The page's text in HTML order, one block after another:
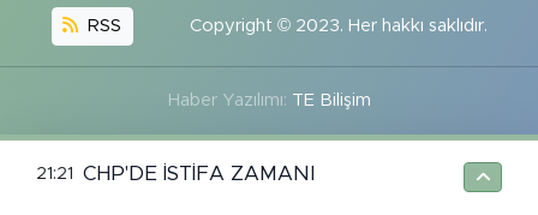
RSS Copyright © 2023. Her hakkı saklıdır.
Haber Yazılımı: TE Bilişim
21:21 CHP'DE İSTİFA ZAMANI